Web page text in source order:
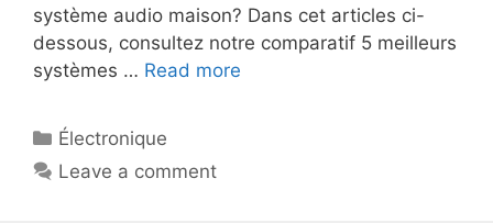
système audio maison? Dans cet articles ci-
dessous, consultez notre comparatif 5 meilleurs
systèmes … Read more
Électronique
Leave a comment